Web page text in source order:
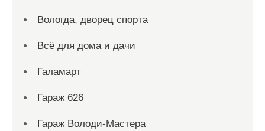
Вологда, дворец спорта
Всё для дома и дачи
Галамарт
Гараж 626
Гараж Володи-Мастера